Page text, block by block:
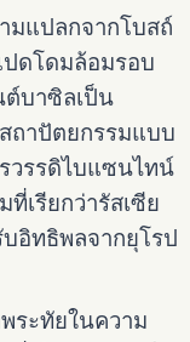
มแปลกจากโบสถ์
ดโดมล้อมรอบ
ต์บาซิลเป็น
ถาปัตยกรรมแบบ
วรรดิไบแซนไทน์
เรียกว่ารัสเซีย
อิทธิพลจากยุโรป
ระทัยในความ